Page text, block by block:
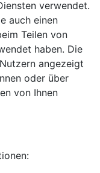
verwendet.
auch einen
Teilen von
haben. Die
angezeigt
oder über
von Ihnen